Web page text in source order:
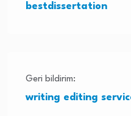
bestdissertation
Geri bildirim:
writing editing